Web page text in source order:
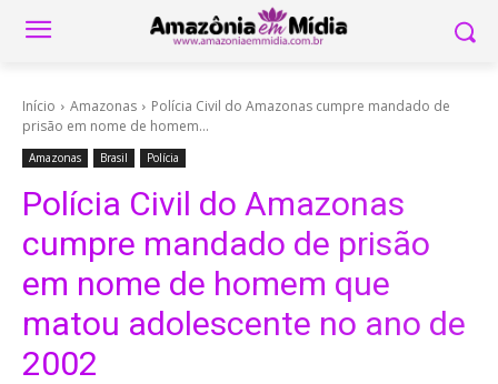
Início Amazonas
Polícia Civil do Amazonas cumpre mandado de
prisão em nome de homem...
Amazonas Brasil Polícia
Polícia Civil do Amazonas
cumpre mandado de prisão
em nome de homem que
matou adolescente no ano de
2002